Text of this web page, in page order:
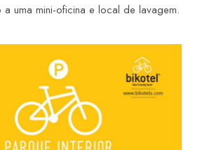
a uma mini-oficina e local de lavagem.